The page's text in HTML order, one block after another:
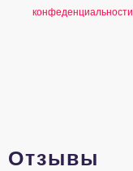
конфеденциальности
Отзывы